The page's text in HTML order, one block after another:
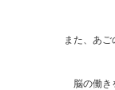
また、あご
脳の働き